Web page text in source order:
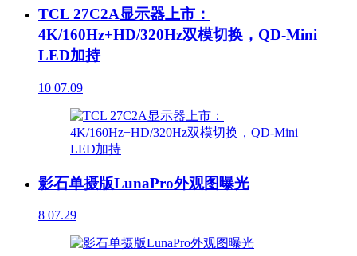
TCL 27C2A显示器上市：
4K/160Hz+HD/320Hz双模切换，QD-Mini
LED加持
10 07.09
影石单摄版LunaPro外观图曝光
8 07.29